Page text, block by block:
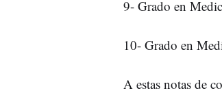
9- Grado en
10- Grado en
A estas notas de